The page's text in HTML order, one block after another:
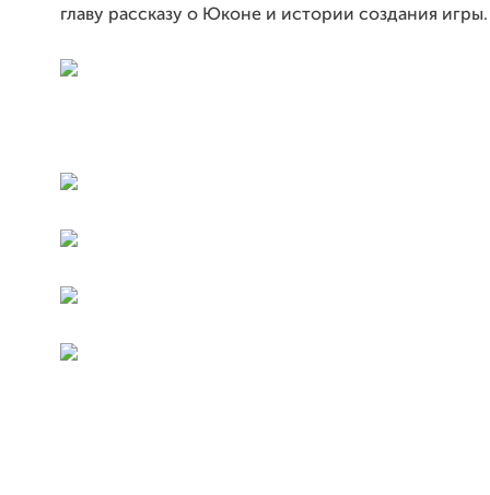
главу рассказу о Юконе и истории создания игры.